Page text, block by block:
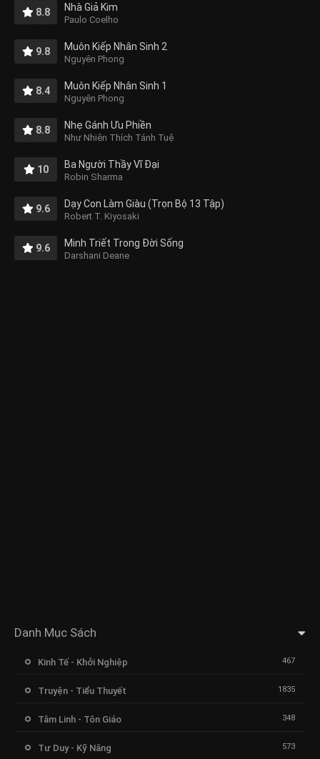
8.8 Nhà Giả Kim
Paulo Coelho
9.8 Muôn Kiếp Nhân Sinh 2
Nguyên Phong
8.4 Muôn Kiếp Nhân Sinh 1
Nguyên Phong
8.8 Nhẹ Gánh Ưu Phiền
Như Nhiên Thích Tánh Tuệ
10 Ba Người Thầy Vĩ Đại
Robin Sharma
9.6 Dạy Con Làm Giàu (Trọn Bộ 13 Tập)
Robert T. Kiyosaki
9.6 Minh Triết Trong Đời Sống
Darshani Deane
Danh Mục Sách
Kinh Tế - Khởi Nghiệp 467
Truyện - Tiểu Thuyết 1835
Tâm Linh - Tôn Giáo 348
Tư Duy - Kỹ Năng 573